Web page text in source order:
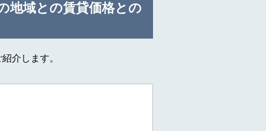
地域との賃貸価格との
介します。